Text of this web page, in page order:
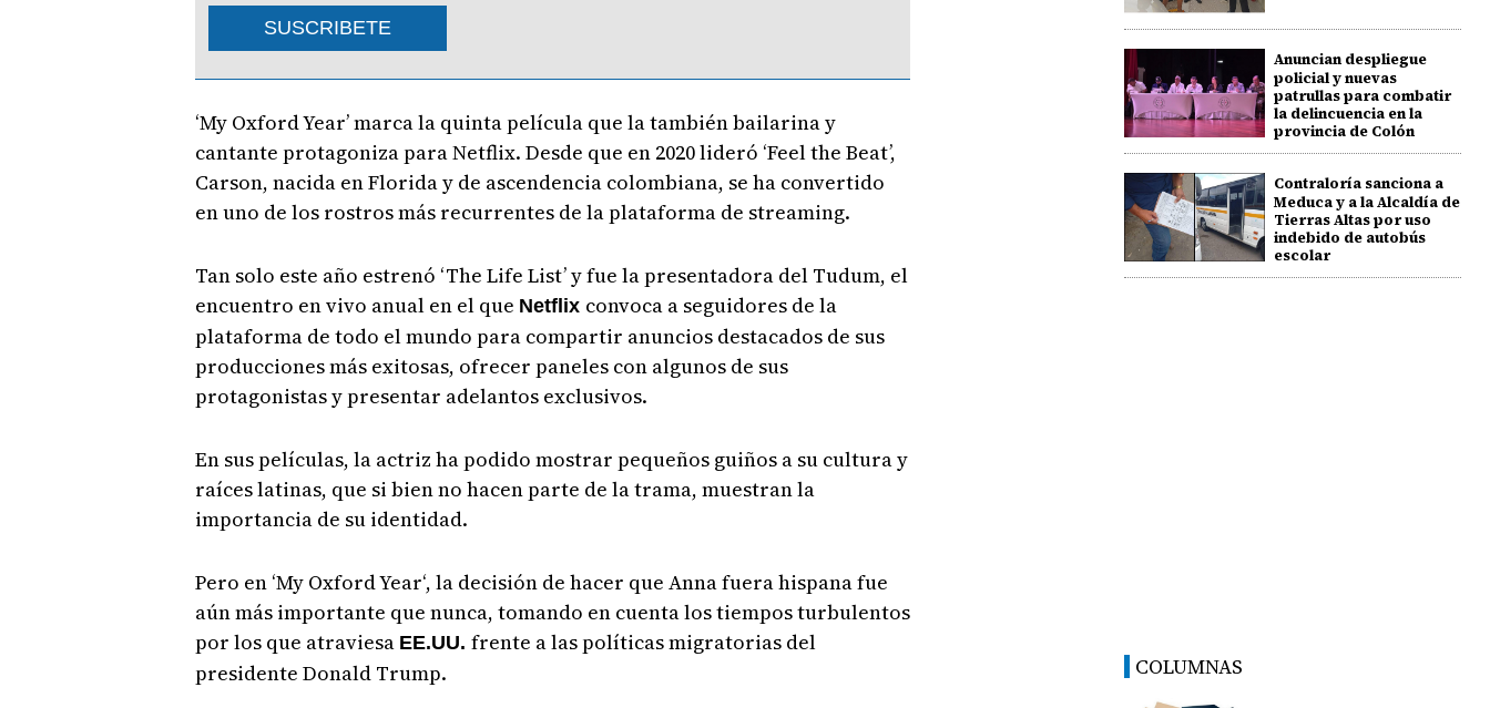
SUSCRIBETE
‘My Oxford Year’ marca la quinta película que la también bailarina y
cantante protagoniza para Netflix. Desde que en 2020 lideró ‘Feel the Beat’,
Carson, nacida en Florida y de ascendencia colombiana, se ha convertido
en uno de los rostros más recurrentes de la plataforma de streaming.
Tan solo este año estrenó ‘The Life List’ y fue la presentadora del Tudum, el
encuentro en vivo anual en el que Netflix convoca a seguidores de la
plataforma de todo el mundo para compartir anuncios destacados de sus
producciones más exitosas, ofrecer paneles con algunos de sus
protagonistas y presentar adelantos exclusivos.
En sus películas, la actriz ha podido mostrar pequeños guiños a su cultura y
raíces latinas, que si bien no hacen parte de la trama, muestran la
importancia de su identidad.
Pero en ‘My Oxford Year‘, la decisión de hacer que Anna fuera hispana fue
aún más importante que nunca, tomando en cuenta los tiempos turbulentos
por los que atraviesa EE.UU. frente a las políticas migratorias del
presidente Donald Trump.
Anuncian despliegue
policial y nuevas
patrullas para combatir
la delincuencia en la
provincia de Colón
Contraloría sanciona a
Meduca y a la Alcaldía de
Tierras Altas por uso
indebido de autobús
escolar
COLUMNAS